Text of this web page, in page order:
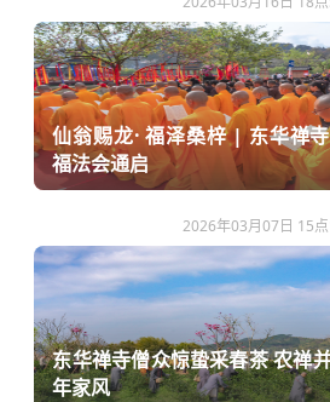
仙翁赐龙· 福泽桑梓 | 东华禅
福法会通启
2026年03月07日 15
东华禅寺僧众惊蛰采春茶 农禅
年家风